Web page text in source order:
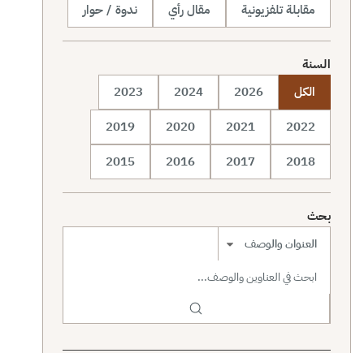
مقابلة تلفزيونية
مقال رأي ندوة / حوار
السنة
الكل
2026
2024
2023
2022
2021
2020
2019
2018
2017
2016
2015
بحث
نطاق البحث